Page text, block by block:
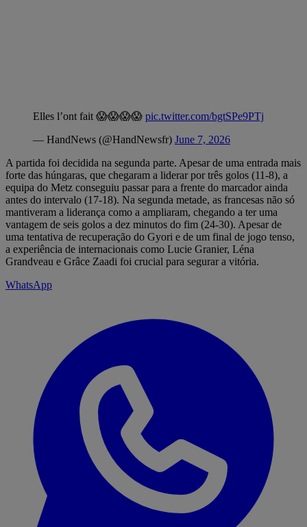
Elles l’ont fait 😱😱😱😱 pic.twitter.com/bgtSPe9PTj
— HandNews (@HandNewsfr) June 7, 2026
A partida foi decidida na segunda parte. Apesar de uma entrada mais
forte das húngaras, que chegaram a liderar por três golos (11-8), a
equipa do Metz conseguiu passar para a frente do marcador ainda
antes do intervalo (17-18). Na segunda metade, as francesas não só
mantiveram a liderança como a ampliaram, chegando a ter uma
vantagem de seis golos a dez minutos do fim (24-30). Apesar de
uma tentativa de recuperação do Gyori e de um final de jogo tenso,
a experiência de internacionais como Lucie Granier, Léna
Grandveau e Grâce Zaadi foi crucial para segurar a vitória.
WhatsApp